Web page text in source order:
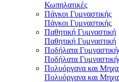
Κωπηλατικές
Πάγκοι Γυμναστικής
Πάγκοι Γυμναστικής
Παθητική Γυμναστική
Παθητική Γυμναστική
Ποδήλατα
Ποδήλατα
Πολυόργανα και
Πολυόργανα και